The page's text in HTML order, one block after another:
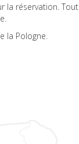
la réservation. Tout
la Pologne.